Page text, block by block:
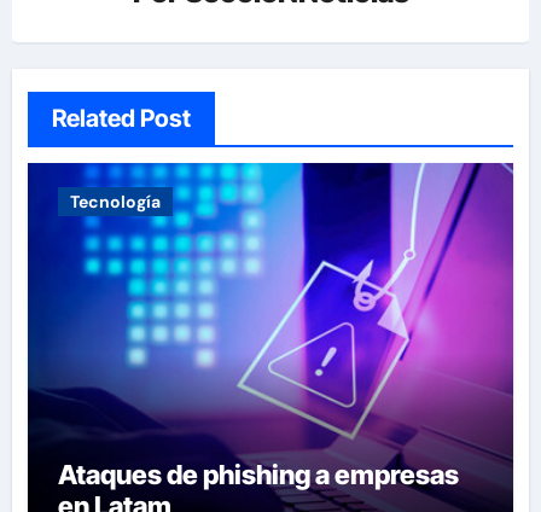
Related Post
Tecnología
Ataques de phishing a empresas